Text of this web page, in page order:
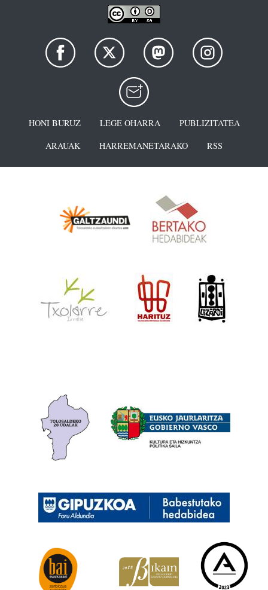
HONI BURUZ LEGE OHARRA
PUBLIZITATEA
ARAUAK
HARREMANETARAKO RSS